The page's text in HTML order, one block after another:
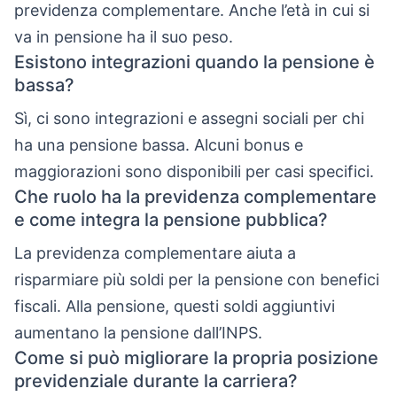
previdenza complementare. Anche l’età in cui si
va in pensione ha il suo peso.
Esistono integrazioni quando la pensione è
bassa?
Sì, ci sono integrazioni e assegni sociali per chi
ha una pensione bassa. Alcuni bonus e
maggiorazioni sono disponibili per casi specifici.
Che ruolo ha la previdenza complementare
e come integra la pensione pubblica?
La previdenza complementare aiuta a
risparmiare più soldi per la pensione con benefici
fiscali. Alla pensione, questi soldi aggiuntivi
aumentano la pensione dall’INPS.
Come si può migliorare la propria posizione
previdenziale durante la carriera?